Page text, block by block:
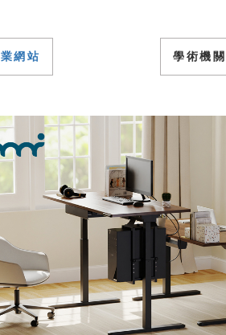
網站 學術機關